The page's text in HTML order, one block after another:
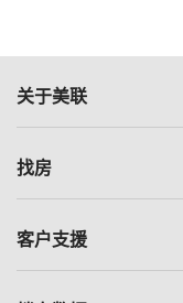
关于美联
美联集团
人才招募
找房
一手新房
客户支援